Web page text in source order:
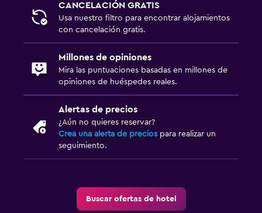
TV de pantalla plana
Consola de videojuegos
TV por cable o vía satélite
Aire libre
Chimenea exterior
Área de picnic
CANCELACIÓN GRATIS
Usa nuestro filtro para encontrar alojamientos
con cancelación gratis.
Millones de opiniones
Mira las puntuaciones basadas en millones de
opiniones de huéspedes reales.
Alertas de precios
¿Aún no quieres reservar?
Crea una alerta de precios para realizar un
seguimiento.
Buscar ofertas de hotel